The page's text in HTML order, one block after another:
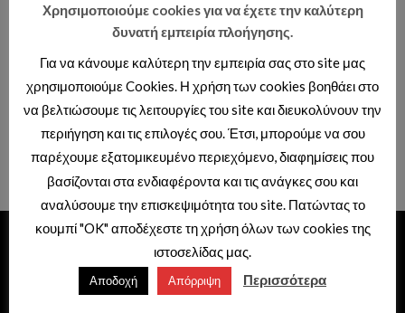
ΣΕΙΡΑ TENOX
71304 TENOX ΠΟΤΗΡΟΘΗΚΗ
Τιμές διαθέσιμες μόνο με κωδικό
επαγγελματιών.
ΠΙΓΚΑΛ
71318 TENOX ΠΙΓΚΑΛ ΤΟΙΧΟΥ
ΓΥΑΛΙΝΟ
Τιμές διαθέσιμες μόνο με κωδικό
επαγγελματιών.
ΕΙΔΗ ΥΓΙΕΙΝΗΣ – ΞΕΝΟΔΟΧΕΙΑΚΟΣ
ΕΞΟΠΛΙΣΜΟΣ
Χρησιμοποιούμε cookies για να έχετε την καλύτερη
δυνατή εμπειρία πλοήγησης.
Για να κάνουμε καλύτερη την εμπειρία σας στο site μας
χρησιμοποιούμε Cookies. Η χρήση των cookies βοηθάει στο
να βελτιώσουμε τις λειτουργίες του site και διευκολύνουν την
περιήγηση και τις επιλογές σου. Έτσι, μπορούμε να σου
παρέχουμε εξατομικευμένο περιεχόμενο, διαφημίσεις που
βασίζονται στα ενδιαφέροντα και τις ανάγκες σου και
αναλύσουμε την επισκεψιμότητα του site. Πατώντας το
κουμπί "OK" αποδέχεστε τη χρήση όλων των cookies της
ιστοσελίδας μας.
Αποδοχή Απόρριψη Περισσότερα